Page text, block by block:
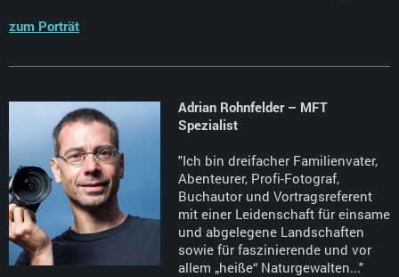
zum Porträt
Adrian Rohnfelder – MFT
Spezialist
"Ich bin dreifacher Familienvater,
Abenteurer, Profi-Fotograf,
Buchautor und Vortragsreferent
mit einer Leidenschaft für einsame
und abgelegene Landschaften
sowie für faszinierende und vor
allem „heiße“ Naturgewalten..."